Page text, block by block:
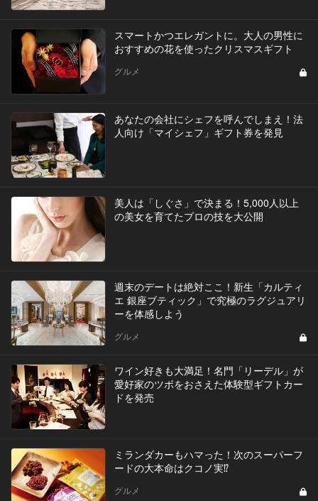
スマートかつエレガントに。大人の男性に
おすすめの花を使ったクリスマスギフト
グルメ
あなたの会社にシェフを呼んでしまえ！法
人向け「マイシェフ」ギフト券を発見
美人は「しぐさ」で決まる！5,000人以上
の美女を育てたプロの技を大公開
週末のデートは絶対ここ！新生「カルティ
エ 銀座ブティック」で究極のラグジュアリ
ーを体感しよう
グルメ
​ワイン好きも大満足！名門「リーデル」が
愛好家のツボをおさえた体験型ギフトカー
ドを発売
ミランダカーもハマった！次のスーパーフ
ードの大本命はクコノ実⁉︎
グルメ